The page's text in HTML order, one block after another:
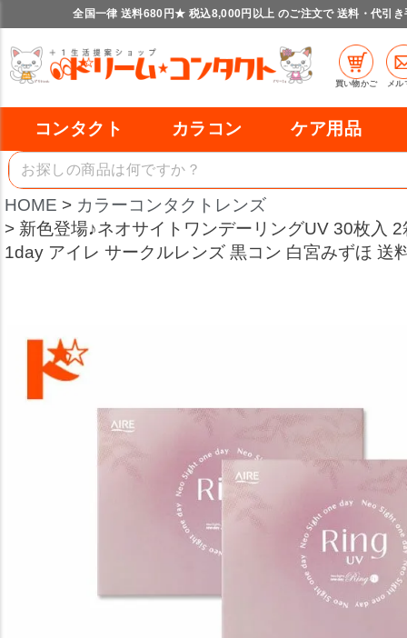
全国一律 送料680円★ 税込8,000円以上 のご注文で 送料・代引き
買い物かご メル
コンタクト カラコン ケア用品
HOME
カラーコンタクトレンズ
新色登場♪ネオサイトワンデーリングUV 30枚入
1day アイレ サークルレンズ 黒コン 白宮みずほ 送